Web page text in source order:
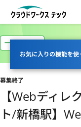
お気に入りの機能を使
一部リモート
募集終了
【Webディ
ト/新橋駅】